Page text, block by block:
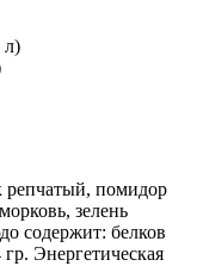
репчатый, помидор
зелень
содержит: белков
Энергетическая